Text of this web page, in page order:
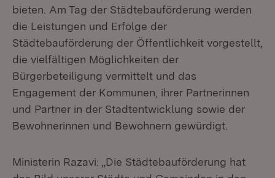
bieten. Am Tag der Städtebauförderung werden
die Leistungen und Erfolge der
Städtebauförderung der Öffentlichkeit vorgestellt,
die vielfältigen Möglichkeiten der
Bürgerbeteiligung vermittelt und das
Engagement der Kommunen, ihrer Partnerinnen
und Partner in der Stadtentwicklung sowie der
Bewohnerinnen und Bewohnern gewürdigt.
Ministerin Razavi: „Die Städtebauförderung hat